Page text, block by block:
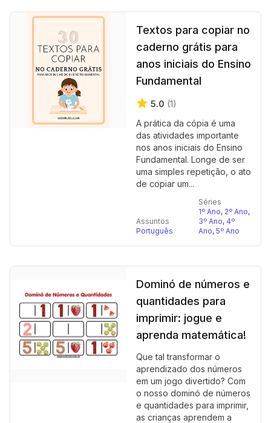
Textos para copiar no
caderno grátis para
anos iniciais do Ensino
Fundamental
5.0 (1)
A prática da cópia é uma
das atividades importante
nos anos iniciais do Ensino
Fundamental. Longe de ser
uma simples repetição, o ato
de copiar um...
Assuntos
Português
Séries
1º Ano, 2º Ano,
3º Ano, 4º
Ano, 5º Ano
Dominó de números e
quantidades para
imprimir: jogue e
aprenda matemática!
Que tal transformar o
aprendizado dos números
em um jogo divertido? Com
o nosso dominó de números
e quantidades para imprimir,
as crianças aprendem a